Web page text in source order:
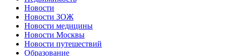
Новости
Новости ЗОЖ
Новости медицины
Новости Москвы
Новости путешествий
Образование